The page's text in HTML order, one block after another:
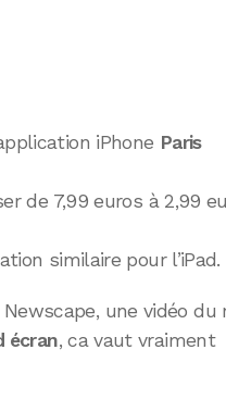
iPhone Paris
de 7,99 euros à 2,99
similaire pour l’iPad.
une vidéo du
écran, ca vaut vraiment